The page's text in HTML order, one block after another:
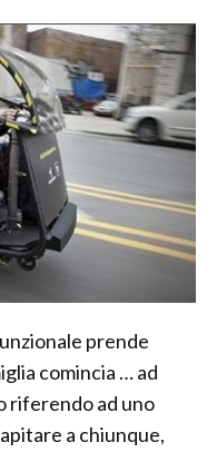
prende
comincia … ad
riferendo ad uno
a chiunque,